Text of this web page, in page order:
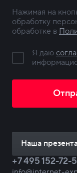
Наша
+7 495 152-72-
Нажимая на
обработку
обработке в
Я даю